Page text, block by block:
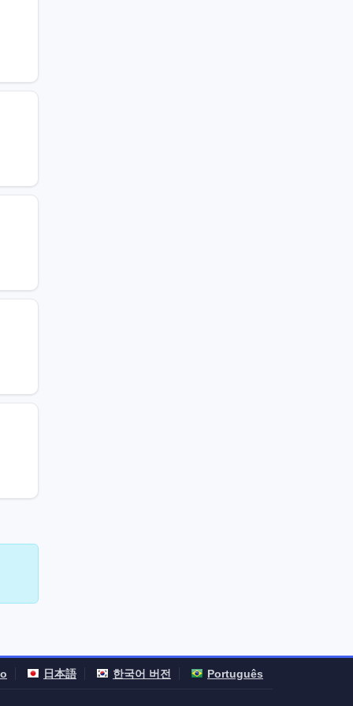
日本語 한국어 버전 Português